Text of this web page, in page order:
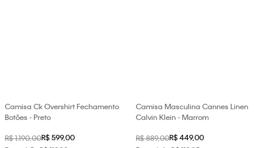
Camisa Ck Overshirt Fechamento
Botões - Preto
R$1.190,00R$599,00
Camisa Masculina Cannes Linen
Calvin Klein - Marrom
R$889,00R$449,00